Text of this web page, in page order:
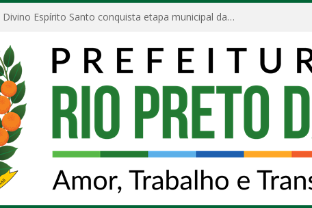
Escola Municipal Divino Espírito Santo conquista etapa municipal da V Feira Amazonense de Matemática